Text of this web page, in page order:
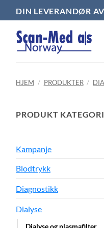
DIN LEVERANDØR
HJEM / PRODUKTER /
PRODUKT
Kampanje
Blodtrykk
Diagnostikk
Dialyse
Dialyse og plasmafilter